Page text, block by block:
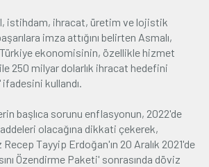
istihdam, ihracat, üretim ve lojistik
imza attığını belirten Asmalı,
Türkiye ekonomisinin, özellikle hizmet
250 milyar dolarlık ihracat hedefini
ifadesini kullandı.
başlıca sorunu enflasyonun, 2022'de
olacağına dikkati çekerek,
Recep Tayyip Erdoğan'ın 20 Aralık 2021'de
Özendirme Paketi' sonrasında döviz